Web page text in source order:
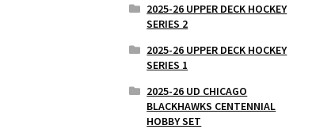
2025-26 UPPER DECK HOCKEY
SERIES 2
2025-26 UPPER DECK HOCKEY
SERIES 1
2025-26 UD CHICAGO
BLACKHAWKS CENTENNIAL
HOBBY SET